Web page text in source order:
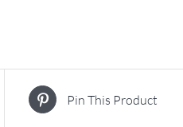
Pin This Product